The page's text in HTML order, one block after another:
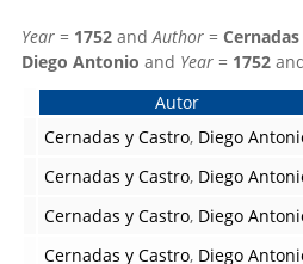
Year = 1752 and Author =
Diego Antonio and Year = 1752
Autor
Cernadas y Castro, Diego
Cernadas y Castro, Diego
Cernadas y Castro, Diego
Cernadas y Castro, Diego